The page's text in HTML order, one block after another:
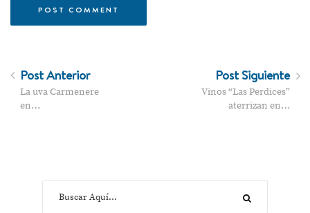
Post Anterior
La uva Carmenere
en…
Post Siguiente
Vinos “Las Perdices”
aterrizan en…